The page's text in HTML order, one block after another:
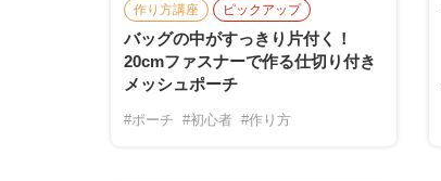
作り方講座 ピックアップ
バッグの中がすっきり片付く！
20cmファスナーで作る仕切り付き
メッシュポーチ
#ポーチ #初心者 #作り方